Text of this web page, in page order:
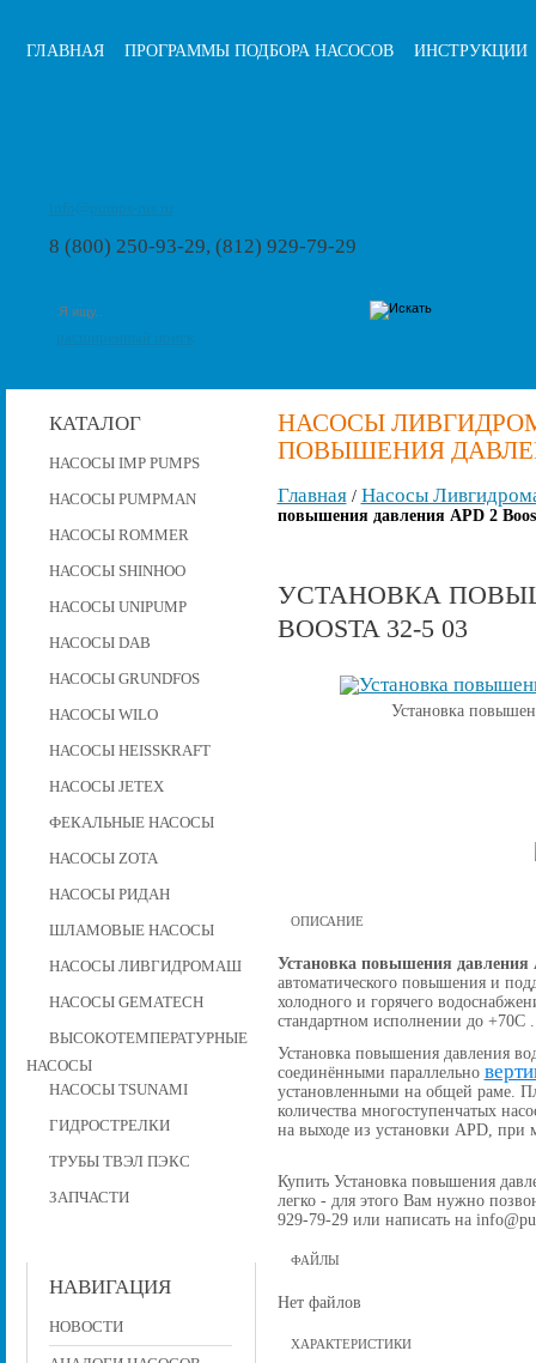
ГЛАВНАЯ ПРОГРАММЫ ПОДБОРА НАСОСОВ ИНСТРУКЦИИ
8 (800) 250-93-29, (812) 929-79-29
КАТАЛОГ
НАСОСЫ IMP PUMPS
НАСОСЫ PUMPMAN
НАСОСЫ ROMMER
НАСОСЫ SHINHOO
НАСОСЫ UNIPUMP
НАСОСЫ DAB
НАСОСЫ GRUNDFOS
НАСОСЫ WILO
НАСОСЫ HEISSKRAFT
НАСОСЫ JETEX
ФЕКАЛЬНЫЕ НАСОСЫ
НАСОСЫ ZOTA
НАСОСЫ РИДАН
ШЛАМОВЫЕ НАСОСЫ
НАСОСЫ ЛИВГИДРОМАШ
НАСОСЫ GEMATECH
ВЫСОКОТЕМПЕРАТУРНЫЕ
НАСОСЫ
НАСОСЫ TSUNAMI
ГИДРОСТРЕЛКИ
ТРУБЫ ТВЭЛ ПЭКС
ЗАПЧАСТИ
НАВИГАЦИЯ
НОВОСТИ
НАСОСЫ
ПОВЫШЕНИЯ
Главная/ Насосы
повышения давления APD 2
УСТАНОВКА
BOOSTA 32-5 03
Установка
ОПИСАНИЕ
Установка повышения давления
автоматического повышения и
холодного и горячего
стандартном исполнении до +70С .
Установка повышения давления
соединёнными параллельно
установленными на общей раме.
количества многоступенчатых
на выходе из установки APD,
Купить Установка повышения
легко - для этого Вам нужно
929-79-29 или написать на
ФАЙЛЫ
Нет файлов
ХАРАКТЕРИСТИКИ